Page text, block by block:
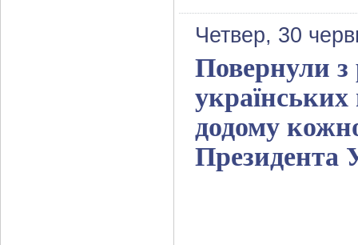
Четвер, 30
Повернули з
додому
Президента